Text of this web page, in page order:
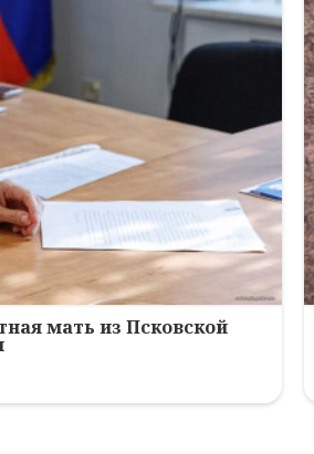
мать из Псковской